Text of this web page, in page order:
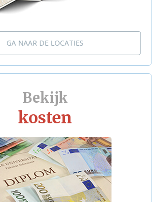
GA NAAR DE LOCATIES
Bekijk
kosten